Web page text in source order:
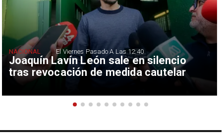
Joaquín Lavín León sale en silencio
tras revocación de medida cautelar
NACIONAL El Viernes Pasado A Las 12:40